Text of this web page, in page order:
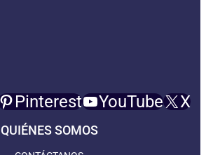
Pinterest YouTube X
QUIÉNES SOMOS